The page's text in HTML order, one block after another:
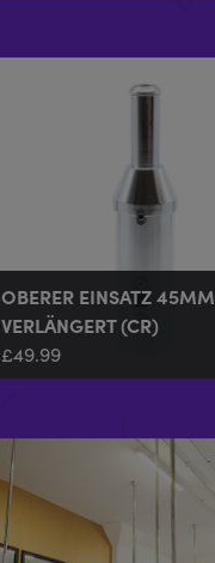
OBERER EINSATZ 45MM
VERLÄNGERT (CR)
£49.99